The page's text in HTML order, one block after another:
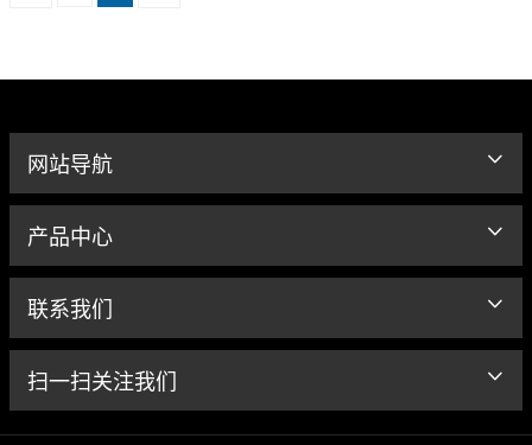
网站导航
产品中心
联系我们
扫一扫关注我们